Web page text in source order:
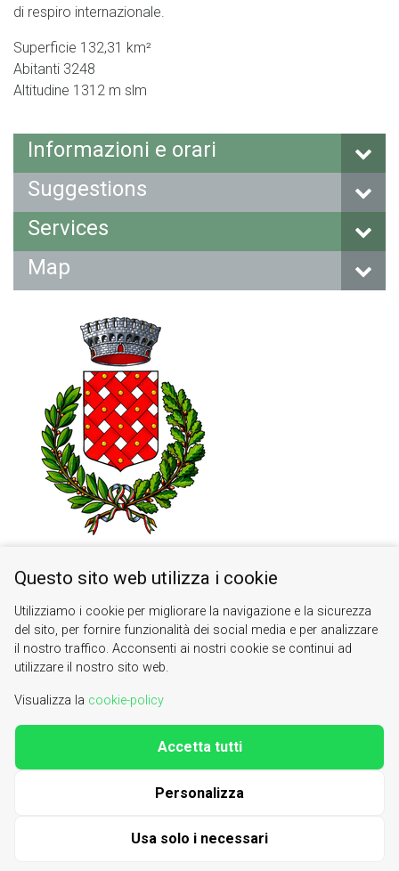
di respiro internazionale.
Superficie 132,31 km²
Abitanti 3248
Altitudine 1312 m slm
Informazioni e orari
Suggestions
Services
Map
Valle di Susa. Tesori di Arte e Cultura Alpina
Contacts|About us
info@vallesusa-tesori.it| phone 0122622640
|Cookie Policy
Questo sito web utilizza i cookie
Utilizziamo i cookie per migliorare la navigazione e la sicurezza
del sito, per fornire funzionalità dei social media e per analizzare
il nostro traffico. Acconsenti ai nostri cookie se continui ad
utilizzare il nostro sito web.
Visualizza la cookie-policy
Usa solo i necessari
Personalizza
Accetta tutti